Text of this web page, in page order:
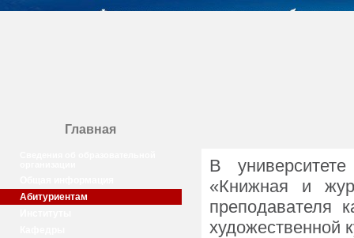
Главная
Абитуриентам
В
«Книжная и
преподавателя
художественной